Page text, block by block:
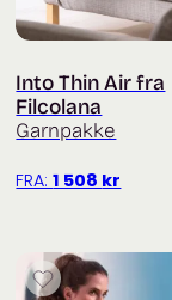
Into Thin Air fra
Filcolana
Garnpakke
FRA:1 508 kr